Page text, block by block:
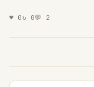
♥ 0↻ 0💬 2